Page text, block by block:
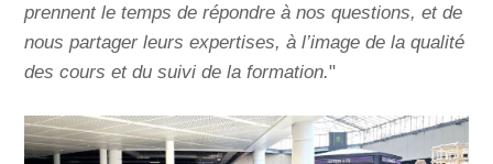
prennent le temps de répondre à nos questions, et de
nous partager leurs expertises, à l’image de la qualité
des cours et du suivi de la formation."